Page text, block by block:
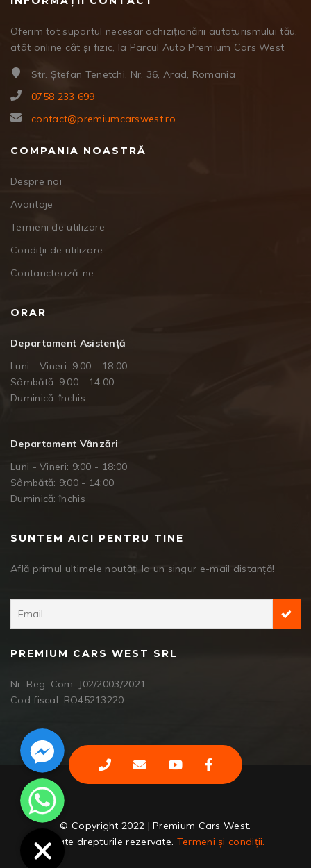
Oferim tot suportul necesar achiziționării autoturismului tău,
atât online cât și fizic, la Parcul Auto Premium Cars West.
Str. Ștefan Tenetchi, Nr. 36, Arad, Romania
0758 233 699
contact@premiumcarswest.ro
COMPANIA NOASTRĂ
Despre noi
Avantaje
Termeni de utilizare
Condiții de utilizare
Contanctează-ne
ORAR
Departament Asistență
Luni - Vineri: 9:00 - 18:00
Sâmbătă: 9:00 - 14:00
Duminică: închis
Departament Vânzări
Luni - Vineri: 9:00 - 18:00
Sâmbătă: 9:00 - 14:00
Duminică: închis
SUNTEM AICI PENTRU TINE
Află primul ultimele noutăți la un singur e-mail distanță!
PREMIUM CARS WEST SRL
Nr. Reg. Com: J02/2003/2021
Cod fiscal: RO45213220
© Copyright 2022 | Premium Cars West.
Toate drepturile rezervate. Termeni și condiții.
Facebook Messenger
WhatsApp